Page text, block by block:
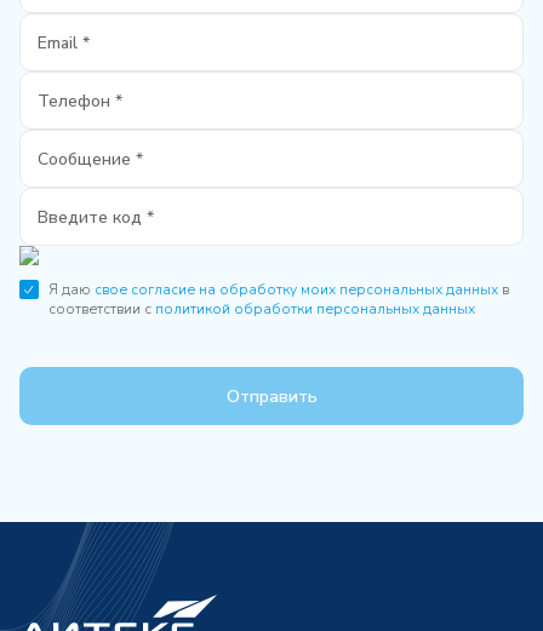
Я даю свое согласие на обработку моих персональных данных в
соответствии с политикой обработки персональных данных
Отправить